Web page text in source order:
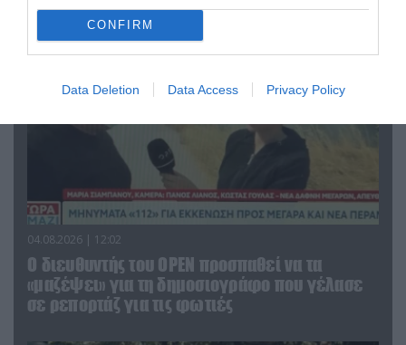
CONFIRM
Data Deletion Data Access Privacy Policy
04.08.2026 | 12:02
O διευθυντής του OPEN προσπαθεί να τα
«μαζέψει» για τη δημοσιογράφο που γέλασε
σε ρεπορτάζ για τις φωτιές